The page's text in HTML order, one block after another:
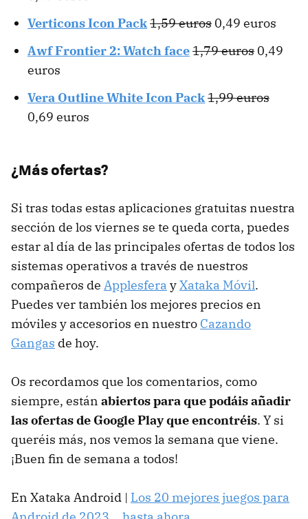
Verticons Icon Pack1,59 euros 0,49 euros
Awf Frontier 2: Watch face1,79 euros 0,49
euros
Vera Outline White Icon Pack1,99 euros
0,69 euros
¿Más ofertas?
Si tras todas estas aplicaciones gratuitas nuestra
sección de los viernes se te queda corta, puedes
estar al día de las principales ofertas de todos los
sistemas operativos a través de nuestros
compañeros de Applesfera yXataka Móvil.
Puedes ver también los mejores precios en
móviles y accesorios en nuestro Cazando
Gangas de hoy.
Os recordamos que los comentarios, como
siempre, están abiertos para que podáis añadir
las ofertas de Google Play que encontréis. Y si
queréis más, nos vemos la semana que viene.
¡Buen fin de semana a todos!
En Xataka Android | Los 20 mejores juegos para